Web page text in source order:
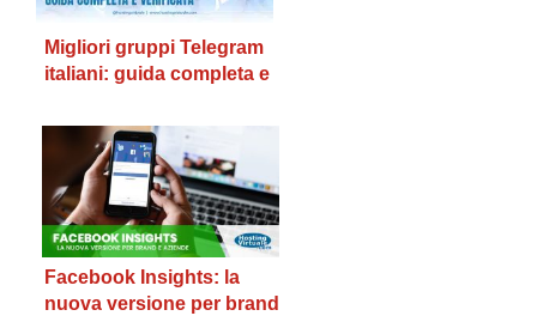
Migliori gruppi Telegram
italiani: guida completa e
Facebook Insights: la
nuova versione per brand